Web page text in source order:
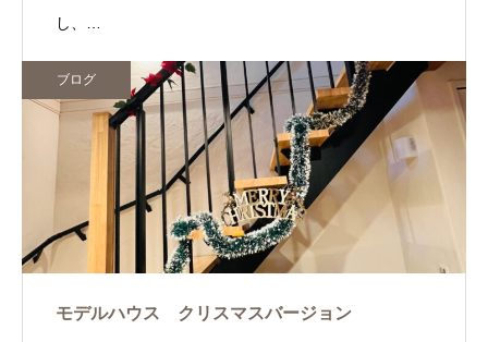
し、…
ブログ
モデルハウス クリスマスバージョン